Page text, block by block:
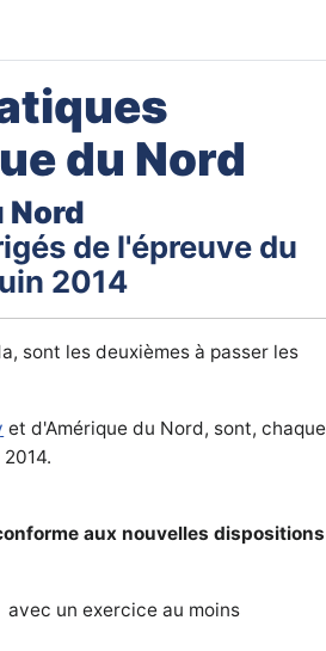
du Nord
Nord
de l'épreuve du
2014
sont les deuxièmes à passer les
et d'Amérique du Nord, sont, chaque
aux nouvelles dispositions
un exercice au moins